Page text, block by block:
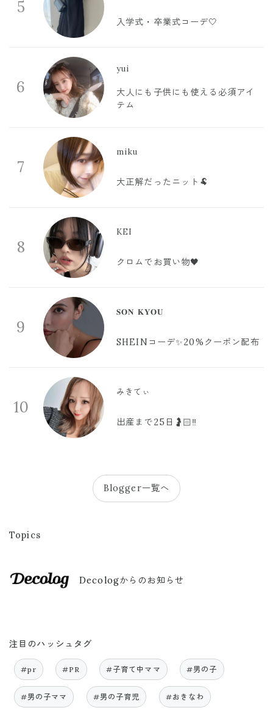
5
入学式・卒業式コーデ🤍
6
yui
大人にも子供にも使える必須アイ
テム
7
miku
大正解だったニット🐏
8
KEI
クロムでお買い物🖤
9
𝐒𝐎𝐍 𝐊𝐘𝐎𝐔
SHEINコーデ✨20%クーポン配布
10
みきてぃ
出産まで25日🤰🏻‼️
Blogger一覧へ
Topics
Decologからのお知らせ
注目のハッシュタグ
#pr #PR #子育て中ママ #男の子
#男の子ママ #男の子育児 #おきなわ